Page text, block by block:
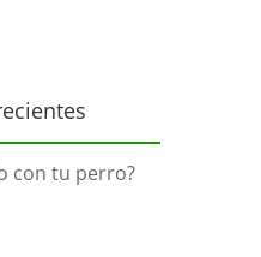
con tu perro?